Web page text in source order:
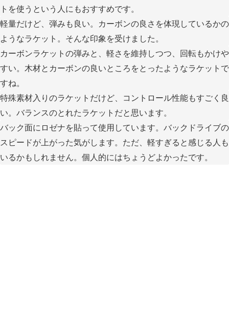
トを使うという人にもおすすめです。
軽量だけど、弾みも良い。カーボンの良さを体現しているかの
ようなラケット。そんな印象を受けました。
カーボンラケットの弾みと、軽さを維持しつつ、回転もかけや
すい。木材とカーボンの良いところをとったようなラケットで
すね。
特殊素材入りのラケットだけど、コントロール性能もすごく良
い。バランスのとれたラケットだと思います。
バック面にロゼナを貼って使用しています。バックドライブの
スピードが上がった気がします。ただ、軽すぎると感じる人も
いるかもしれません。個人的にはちょうどよかったです。